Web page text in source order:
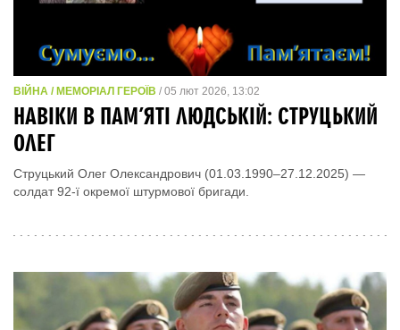
ВІЙНА / МЕМОРІАЛ ГЕРОЇВ / 05 лют 2026, 13:02
НАВІКИ В ПАМ’ЯТІ ЛЮДСЬКІЙ: СТРУЦЬКИЙ
ОЛЕГ
Струцький Олег Олександрович (01.03.1990–27.12.2025) —
солдат 92-ї окремої штурмової бригади.